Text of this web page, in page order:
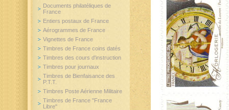
Documents philatéliques de
France
Entiers postaux de France
Aérogrammes de France
Vignettes de France
Timbres de France coins datés
Timbres des cours d'instruction
Timbres pour journaux
Timbres de Bienfaisance des
P.T.T.
Timbres Poste Aérienne Militaire
Timbres de France "France
Libre"